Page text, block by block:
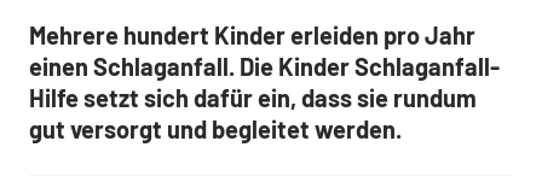
Mehrere hundert Kinder erleiden pro Jahr
einen Schlaganfall. Die Kinder Schlaganfall-
Hilfe setzt sich dafür ein, dass sie rundum
gut versorgt und begleitet werden.